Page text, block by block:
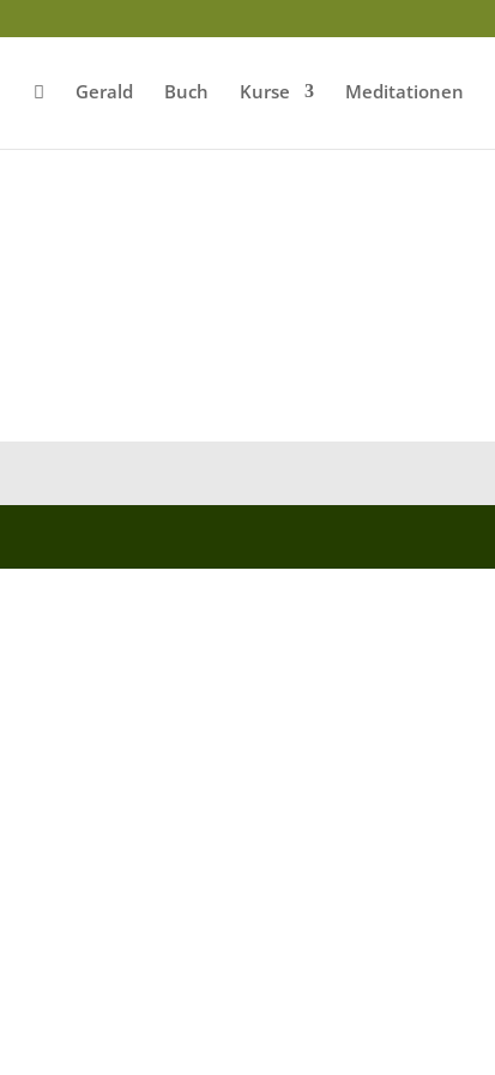
Gerald Buch Kurse Meditationen